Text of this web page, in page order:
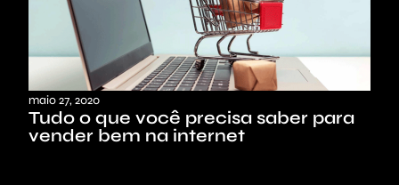
maio 27, 2020
Tudo o que você precisa saber para
vender bem na internet